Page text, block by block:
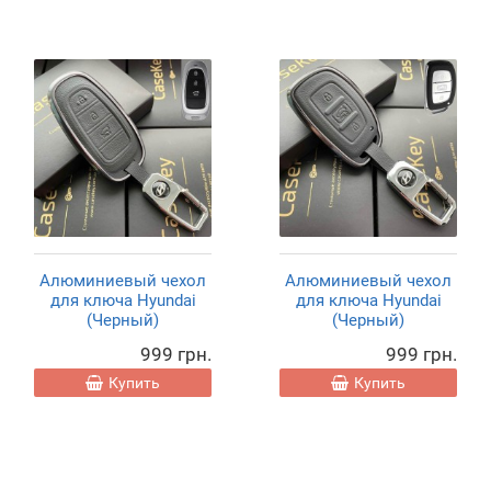
Алюминиевый чехол
для ключа Hyundai
(Черный)
999 грн.
Купить
Алюминиевый чехол
для ключа Hyundai
(Черный)
999 грн.
Купить